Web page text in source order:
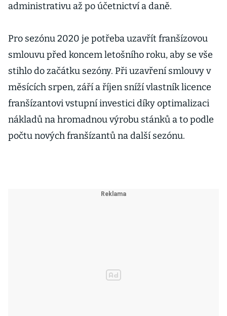
administrativu až po účetnictví a daně.
Pro sezónu 2020 je potřeba uzavřít franšízovou
smlouvu před koncem letošního roku, aby se vše
stihlo do začátku sezóny. Při uzavření smlouvy v
měsících srpen, září a říjen sníží vlastník licence
franšízantovi vstupní investici díky optimalizaci
nákladů na hromadnou výrobu stánků a to podle
počtu nových franšízantů na další sezónu.